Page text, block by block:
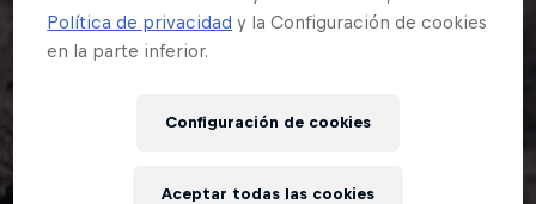
Política de privacidad y la Configuración de cookies
en la parte inferior.
Configuración de cookies
Aceptar todas las cookies